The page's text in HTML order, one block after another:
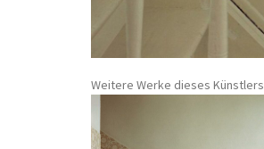
Weitere Werke dieses Künstlers